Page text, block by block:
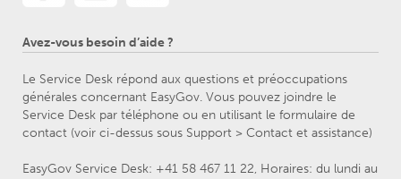
Avez-vous besoin d’aide ?
Le Service Desk répond aux questions et préoccupations
générales concernant EasyGov. Vous pouvez joindre le
Service Desk par téléphone ou en utilisant le formulaire de
contact (voir ci-dessus sous Support > Contact et assistance)
EasyGov Service Desk: +41 58 467 11 22, Horaires: du lundi au